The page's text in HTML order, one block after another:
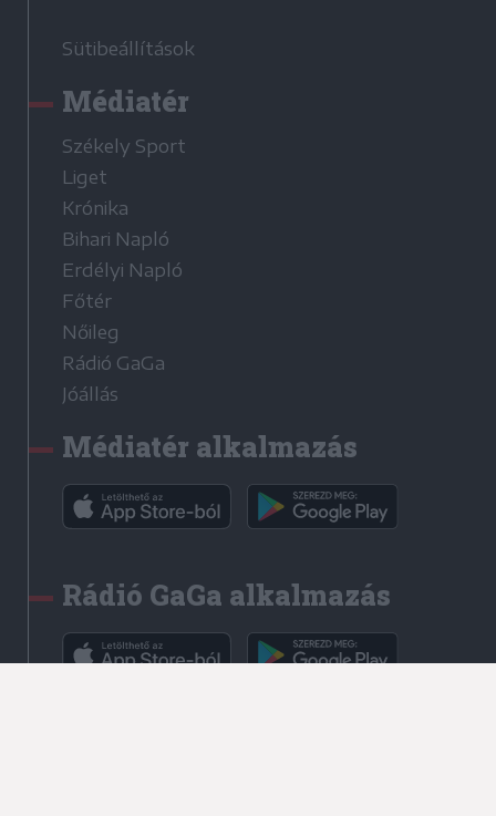
Sütibeállítások
Médiatér
Székely Sport
Liget
Krónika
Bihari Napló
Erdélyi Napló
Főtér
Nőileg
Rádió GaGa
Jóállás
Médiatér alkalmazás
Rádió GaGa alkalmazás